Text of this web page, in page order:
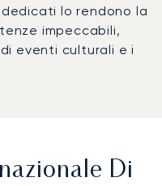
lo rendono la
impeccabili,
eventi culturali e i
Di